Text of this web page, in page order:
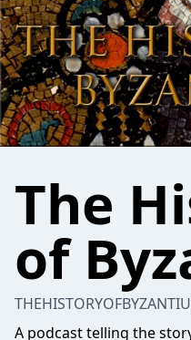
The
of
A podcast telling the